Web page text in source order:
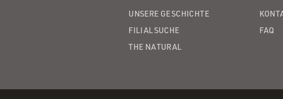
UNSERE GESCHICHTE
FILIALSUCHE
THE NATURAL
FAQ